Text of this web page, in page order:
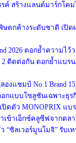
สร้างแลนด์มาร์กโคม
ษตกค้างระดับชาติ เปิ
2026 ตอกย้ำความไว้
2 ติดต่อกัน ตอกย้ำแ
องแชมป์ No.1 Brand
กแบบโซลูชันเฉพาะธุร
เปิดตัว MONOPRIX
ำเข้าเอ็กซ์คลูซีฟจากต
ซิลเวอร์มูนโมจิ” รับเ